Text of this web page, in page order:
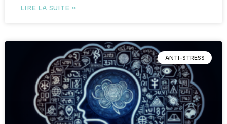
LIRE LA SUITE »
ANTI-STRESS